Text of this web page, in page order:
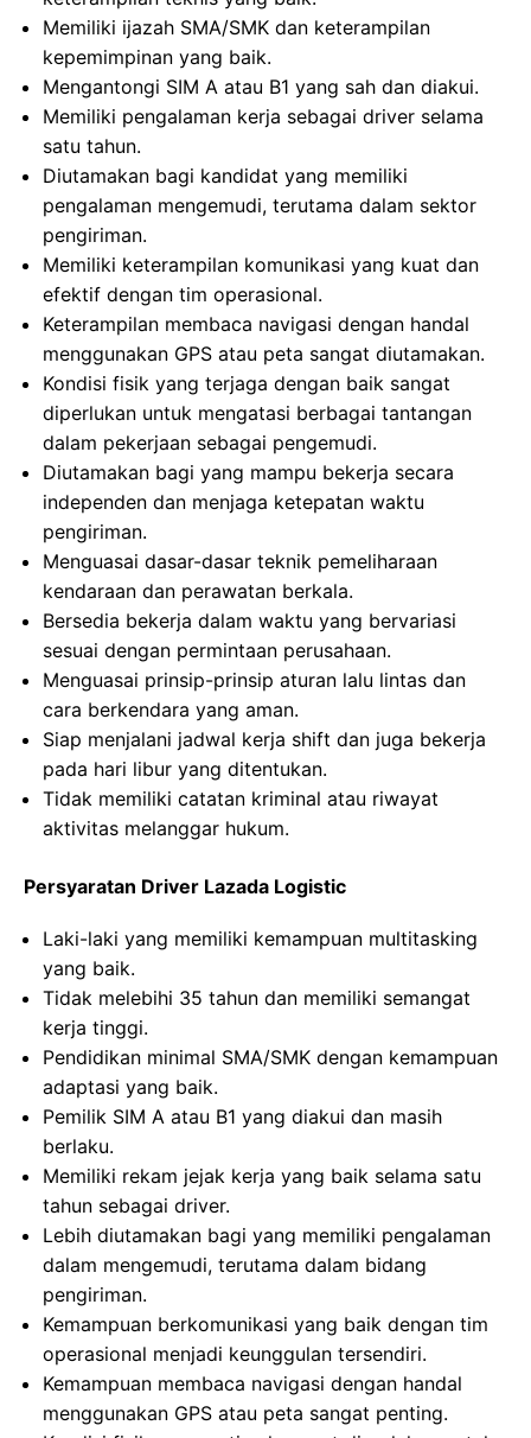
Memiliki ijazah SMA/SMK dan keterampilan
kepemimpinan yang baik.
Mengantongi SIM A atau B1 yang sah dan diakui.
Memiliki pengalaman kerja sebagai driver selama
satu tahun.
Diutamakan bagi kandidat yang memiliki
pengalaman mengemudi, terutama dalam sektor
pengiriman.
Memiliki keterampilan komunikasi yang kuat dan
efektif dengan tim operasional.
Keterampilan membaca navigasi dengan handal
menggunakan GPS atau peta sangat diutamakan.
Kondisi fisik yang terjaga dengan baik sangat
diperlukan untuk mengatasi berbagai tantangan
dalam pekerjaan sebagai pengemudi.
Diutamakan bagi yang mampu bekerja secara
independen dan menjaga ketepatan waktu
pengiriman.
Menguasai dasar-dasar teknik pemeliharaan
kendaraan dan perawatan berkala.
Bersedia bekerja dalam waktu yang bervariasi
sesuai dengan permintaan perusahaan.
Menguasai prinsip-prinsip aturan lalu lintas dan
cara berkendara yang aman.
Siap menjalani jadwal kerja shift dan juga bekerja
pada hari libur yang ditentukan.
Tidak memiliki catatan kriminal atau riwayat
aktivitas melanggar hukum.
Persyaratan Driver Lazada Logistic
Laki-laki yang memiliki kemampuan multitasking
yang baik.
Tidak melebihi 35 tahun dan memiliki semangat
kerja tinggi.
Pendidikan minimal SMA/SMK dengan kemampuan
adaptasi yang baik.
Pemilik SIM A atau B1 yang diakui dan masih
berlaku.
Memiliki rekam jejak kerja yang baik selama satu
tahun sebagai driver.
Lebih diutamakan bagi yang memiliki pengalaman
dalam mengemudi, terutama dalam bidang
pengiriman.
Kemampuan berkomunikasi yang baik dengan tim
operasional menjadi keunggulan tersendiri.
Kemampuan membaca navigasi dengan handal
menggunakan GPS atau peta sangat penting.